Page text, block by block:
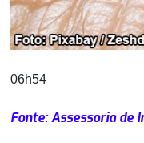
06h54
Fonte: Assessoria de